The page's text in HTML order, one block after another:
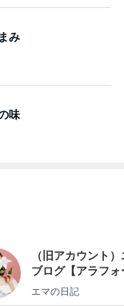
み
味
（旧アカウント
ブログ【アラフォ
社売却セカンドラ
エマの日記